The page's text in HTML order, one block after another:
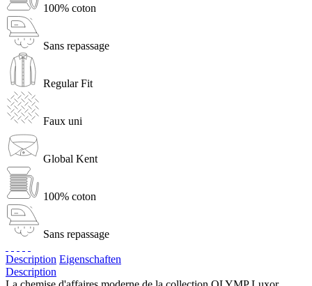
100% coton
Sans repassage
Regular Fit
Faux uni
Global Kent
100% coton
Sans repassage
Description Eigenschaften
Description